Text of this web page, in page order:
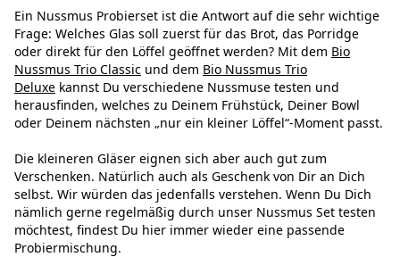
Ein Nussmus Probierset ist die Antwort auf die sehr wichtige
Frage: Welches Glas soll zuerst für das Brot, das Porridge
oder direkt für den Löffel geöffnet werden? Mit dem Bio
Nussmus Trio Classic und dem Bio Nussmus Trio
Deluxe kannst Du verschiedene Nussmuse testen und
herausfinden, welches zu Deinem Frühstück, Deiner Bowl
oder Deinem nächsten „nur ein kleiner Löffel“-Moment passt.
Die kleineren Gläser eignen sich aber auch gut zum
Verschenken. Natürlich auch als Geschenk von Dir an Dich
selbst. Wir würden das jedenfalls verstehen. Wenn Du Dich
nämlich gerne regelmäßig durch unser Nussmus Set testen
möchtest, findest Du hier immer wieder eine passende
Probiermischung.